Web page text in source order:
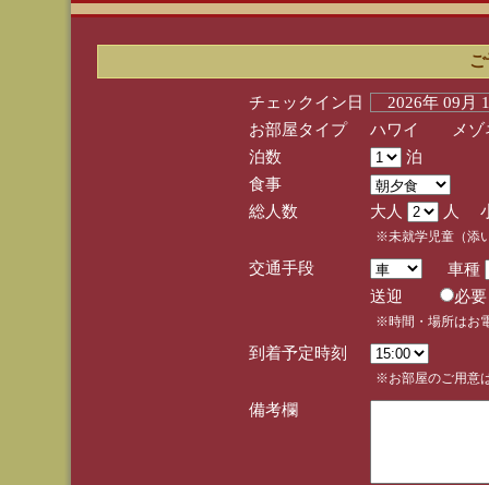
チェックイン日
2026年 09
お部屋タイプ
ハワイ メゾネ
泊数
泊
食事
総人数
大人 人
※未就学児童（添
交通手段
車種
送迎
※時間・場所はお
到着予定時刻
※お部屋のご用意
備考欄